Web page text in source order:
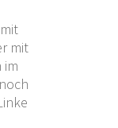
mit
im